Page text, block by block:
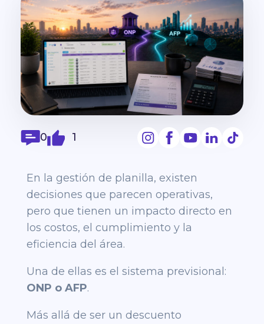
0 1
En la gestión de planilla, existen
decisiones que parecen operativas,
pero que tienen un impacto directo en
los costos, el cumplimiento y la
eficiencia del área.
Una de ellas es el sistema previsional:
ONP o AFP.
Más allá de ser un descuento